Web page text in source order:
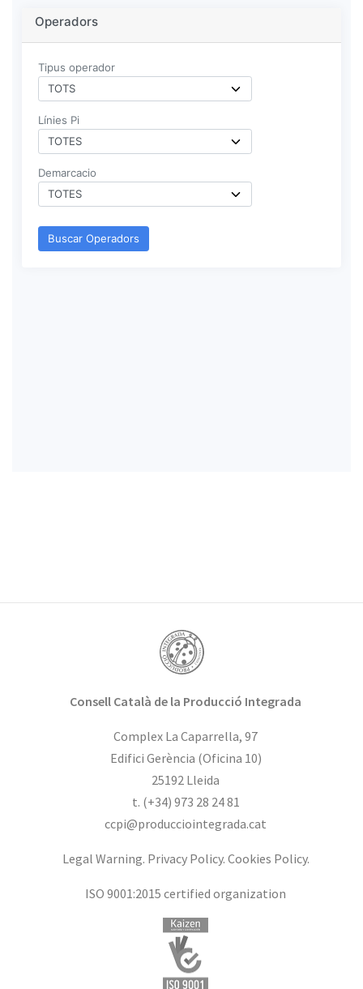
Consell Català de la Producció Integrada
Complex La Caparrella, 97
Edifici Gerència (Oficina 10)
25192 Lleida
t. (+34) 973 28 24 81
ccpi@producciointegrada.cat
Legal Warning. Privacy Policy. Cookies Policy.
ISO 9001:2015 certified organization